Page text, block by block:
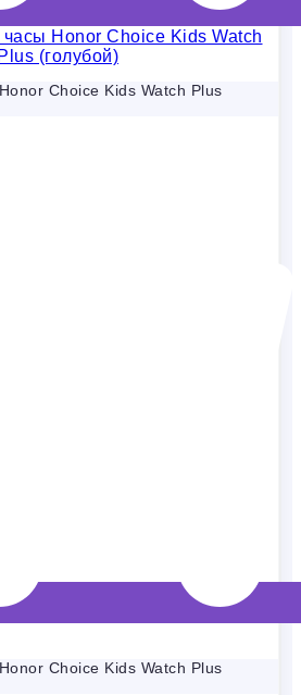
Choice Kids Watch Plus
Choice Kids Watch Plus